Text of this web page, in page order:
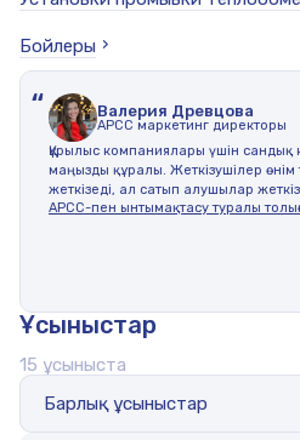
Бойлеры
“ Валерия Древцова
АPCC маркетинг директоры
Құрылыс компаниялары үшін
маңызды құралы. Жеткізушілер
жеткізеді, ал сатып алушылар
АРСС-пен ынтымақтасу туралы
Ұсыныстар
Барлық ұсыныстар
15 ұсыныста